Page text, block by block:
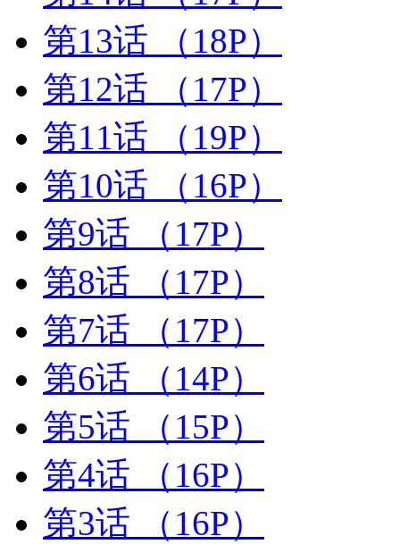
第13话
（18P）
第12话
（17P）
第11话
（19P）
第10话
（16P）
第9话
（17P）
第8话
（17P）
第7话
（17P）
第6话
（14P）
第5话
（15P）
第4话
（16P）
第3话
（16P）